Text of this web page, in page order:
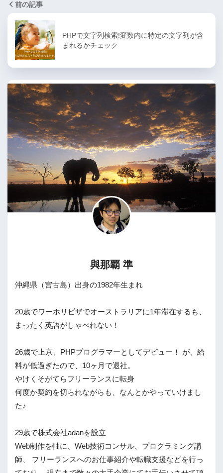
前の記事
PHPで文字列検索!変数内に特定の文字列が含
まれるかチェック
與那覇 準
沖縄県（宮古島）出身の1982年生まれ
20歳でワーホリビザでオーストラリアに1年滞在するも、
まったく英語がしゃべれない！
26歳で上京、PHPプログラマーとしてデビュー！ が、給
料が低過ぎたので、10ヶ月で退社。
やけくそがてらフリーランスに転身
何度か契約を切られながらも、なんとかやっていけまし
た♪
29歳で株式会社adanを設立
Web制作を軸に、Web技術コンサル、プログラミング講
師、 フリーランスへのお仕事紹介や転職支援などを行っ